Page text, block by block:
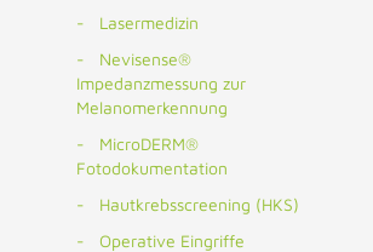
Lasermedizin
Nevisense®
Impedanzmessung zur
Melanomerkennung
MicroDERM®
Fotodokumentation
Hautkrebsscreening (HKS)
Operative Eingriffe